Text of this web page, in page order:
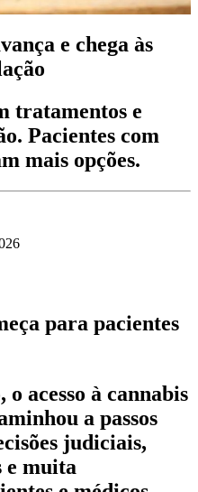
e chega às
tratamentos e
Pacientes com
mais opções.
para pacientes
acesso à cannabis
a passos
judiciais,
e muita